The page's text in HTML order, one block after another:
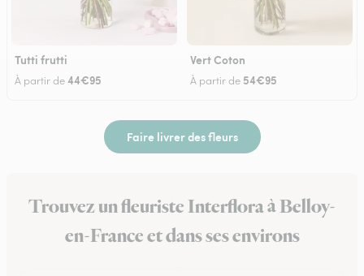
Tutti frutti
À partir de44€95
Vert Coton
À partir de 54€95
Faire livrer des fleurs
Trouvez un fleuriste Interflora à Belloy-
en-France et dans ses environs